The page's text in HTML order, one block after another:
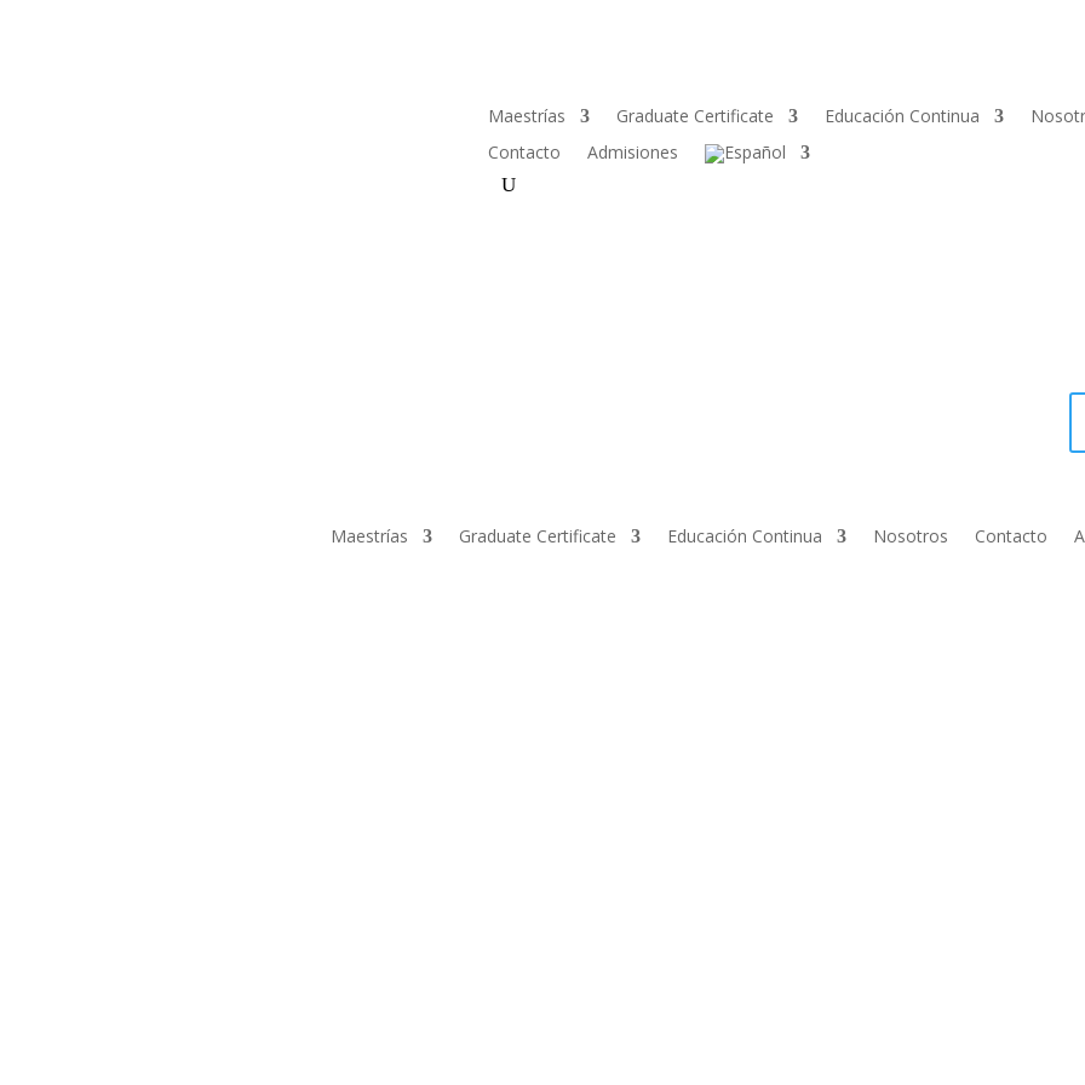
Maestrías Graduate Certificate Educación Continua
Contacto
Admisiones
Maestrías Graduate Certificate Educación Continua Nosotros Contacto